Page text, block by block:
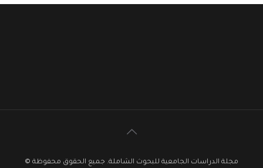
مجلة الدراسات الجامعية للبحوث الشاملة. جميع الحقوق محفوظة ©